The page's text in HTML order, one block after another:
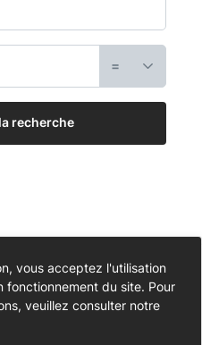
=
recherche
vous acceptez l'utilisation
fonctionnement du site. Pour
veuillez consulter notre